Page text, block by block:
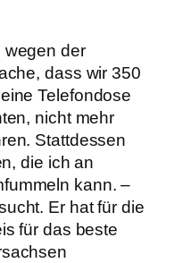
wegen der
dass wir 350
Telefondose
nicht mehr
Stattdessen
die ich an
kann. –
Er hat für die
für das beste